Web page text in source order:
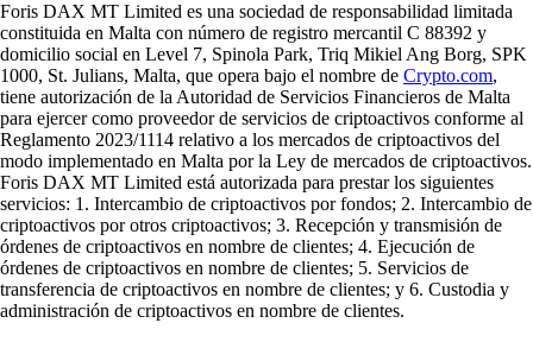
Foris DAX MT Limited es una sociedad de responsabilidad limitada
constituida en Malta con número de registro mercantil C 88392 y
domicilio social en Level 7, Spinola Park, Triq Mikiel Ang Borg, SPK
1000, St. Julians, Malta, que opera bajo el nombre de Crypto.com,
tiene autorización de la Autoridad de Servicios Financieros de Malta
para ejercer como proveedor de servicios de criptoactivos conforme al
Reglamento 2023/1114 relativo a los mercados de criptoactivos del
modo implementado en Malta por la Ley de mercados de criptoactivos.
Foris DAX MT Limited está autorizada para prestar los siguientes
servicios: 1. Intercambio de criptoactivos por fondos; 2. Intercambio de
criptoactivos por otros criptoactivos; 3. Recepción y transmisión de
órdenes de criptoactivos en nombre de clientes; 4. Ejecución de
órdenes de criptoactivos en nombre de clientes; 5. Servicios de
transferencia de criptoactivos en nombre de clientes; y 6. Custodia y
administración de criptoactivos en nombre de clientes.